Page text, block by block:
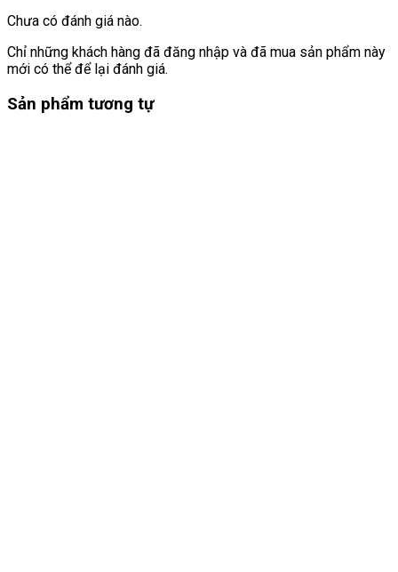
Chưa có đánh giá nào.
Chỉ những khách hàng đã đăng nhập và đã mua sản phẩm này
mới có thể để lại đánh giá.
Sản phẩm tương tự